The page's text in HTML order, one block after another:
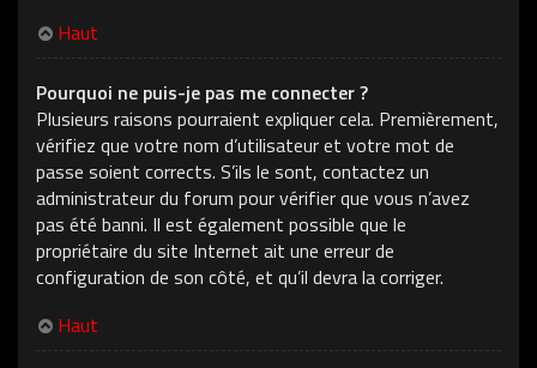
Haut
Pourquoi ne puis-je pas me connecter ?
Plusieurs raisons pourraient expliquer cela. Premièrement,
vérifiez que votre nom d’utilisateur et votre mot de
passe soient corrects. S’ils le sont, contactez un
administrateur du forum pour vérifier que vous n’avez
pas été banni. Il est également possible que le
propriétaire du site Internet ait une erreur de
configuration de son côté, et qu’il devra la corriger.
Haut